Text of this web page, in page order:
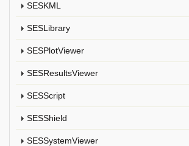
SESKML
SESLibrary
SESPlotViewer
SESResultsViewer
SESScript
SESShield
SESSystemViewer